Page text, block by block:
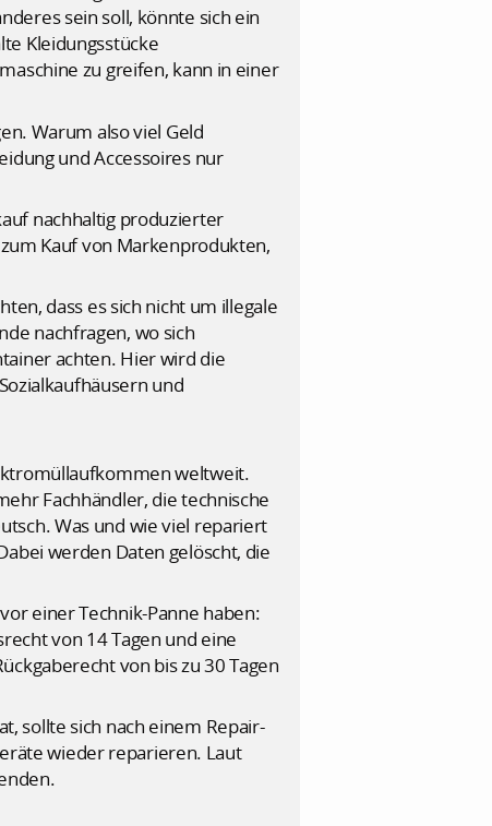
sein soll, könnte sich ein
Kleidungsstücke
zu greifen, kann in einer
Warum also viel Geld
und Accessoires nur
nachhaltig produzierter
Kauf von Markenprodukten,
dass es sich nicht um illegale
nachfragen, wo sich
achten. Hier wird die
und
weltweit.
Fachhändler, die technische
Was und wie viel repariert
werden Daten gelöscht, die
einer Technik-Panne haben:
von 14 Tagen und eine
von bis zu 30 Tagen
sollte sich nach einem Repair-
wieder reparieren. Laut